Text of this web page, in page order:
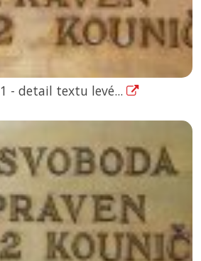
- detail textu levé...